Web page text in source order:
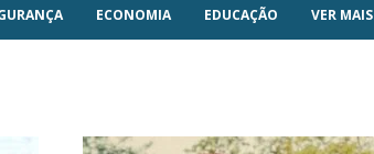
ECONOMIA EDUCAÇÃO VER MAIS